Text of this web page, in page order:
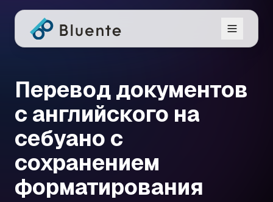
Перевод документов
с английского на
себуано с
сохранением
форматирования